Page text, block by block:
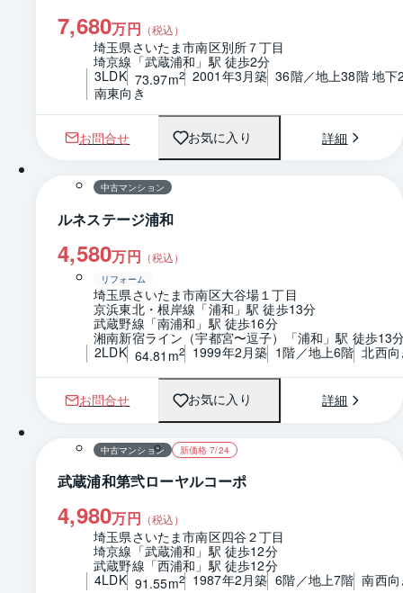
7,680万円 （税込）
埼玉県さいたま市南区別所７丁目
埼京線「武蔵浦和」駅 徒歩2分
3LDK 73.97m2 2001年3月築 36階／地上38階 地下
南東向き
お問合せ お気に入り 詳細
1 / 0 間取り
中古マンション
ルネステージ浦和
4,580万円 （税込）
リフォーム
埼玉県さいたま市南区大谷場１丁目
京浜東北・根岸線「浦和」駅 徒歩13分
武蔵野線「南浦和」駅 徒歩16分
湘南新宿ライン（宇都宮〜逗子）「浦和」駅 徒歩13
2LDK 64.81m2 1999年2月築 1階／地上6階 北西
お問合せ お気に入り 詳細
1 / 0 間取り
中古マンション 新価格 7/24
武蔵浦和第弐ローヤルコーポ
4,980万円 （税込）
埼玉県さいたま市南区四谷２丁目
埼京線「武蔵浦和」駅 徒歩12分
武蔵野線「西浦和」駅 徒歩12分
4LDK 91.55m2 1987年2月築 6階／地上7階 南西